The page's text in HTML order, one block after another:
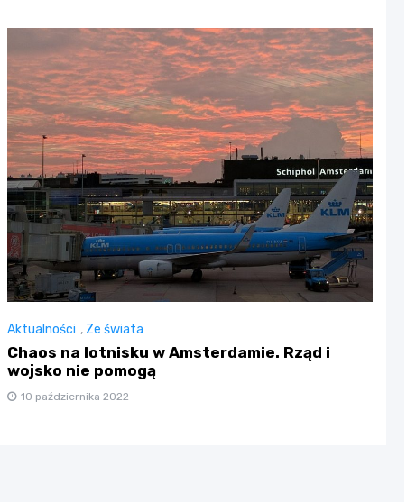
Aktualności , Ze świata
Chaos na lotnisku w Amsterdamie. Rząd i
wojsko nie pomogą
10 października 2022